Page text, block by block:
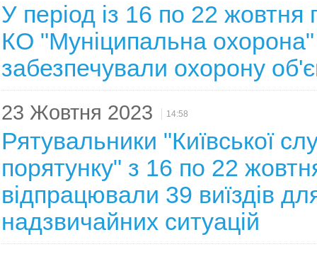
У період із 16 по 22 жовтня
КО "Муніципальна
забезпечували охорону
23 Жовтня 2023 14:58
Рятувальники "Київської
порятунку" з 16 по 22
відпрацювали 39 виїздів для
надзвичайних ситуацій